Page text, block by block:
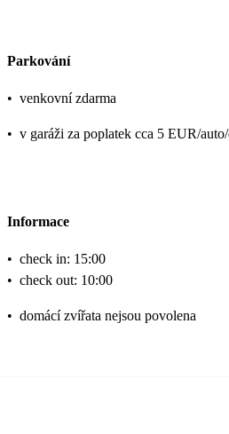
Parkování
• venkovní zdarma
• v garáži za poplatek cca 5 EUR/
Informace
• check in: 15:00
• check out: 10:00
• domácí zvířata nejsou povolena